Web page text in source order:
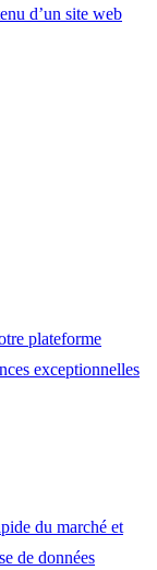
d’un site web
plateforme
exceptionnelles
du marché et
de données